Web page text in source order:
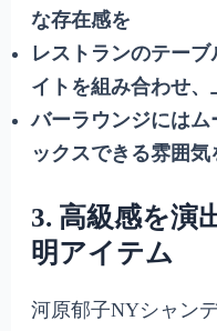
な存在感を
レストランのテー
イトを組み合わせ、
バーラウンジには
ックスできる雰囲気
3. 高級感を演
明アイテム
河原郁子NYシャン